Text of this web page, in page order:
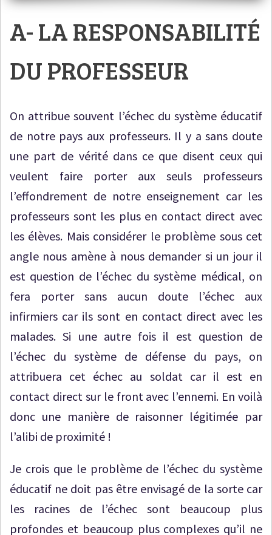
A- LA RESPONSABILITÉ
DU PROFESSEUR
On attribue souvent l’échec du système éducatif
de notre pays aux professeurs. Il y a sans doute
une part de vérité dans ce que disent ceux qui
veulent faire porter aux seuls professeurs
l’effondrement de notre enseignement car les
professeurs sont les plus en contact direct avec
les élèves. Mais considérer le problème sous cet
angle nous amène à nous demander si un jour il
est question de l’échec du système médical, on
fera porter sans aucun doute l’échec aux
infirmiers car ils sont en contact direct avec les
malades. Si une autre fois il est question de
l’échec du système de défense du pays, on
attribuera cet échec au soldat car il est en
contact direct sur le front avec l’ennemi. En voilà
donc une manière de raisonner légitimée par
l’alibi de proximité !
Je crois que le problème de l’échec du système
éducatif ne doit pas être envisagé de la sorte car
les racines de l’échec sont beaucoup plus
profondes et beaucoup plus complexes qu’il ne